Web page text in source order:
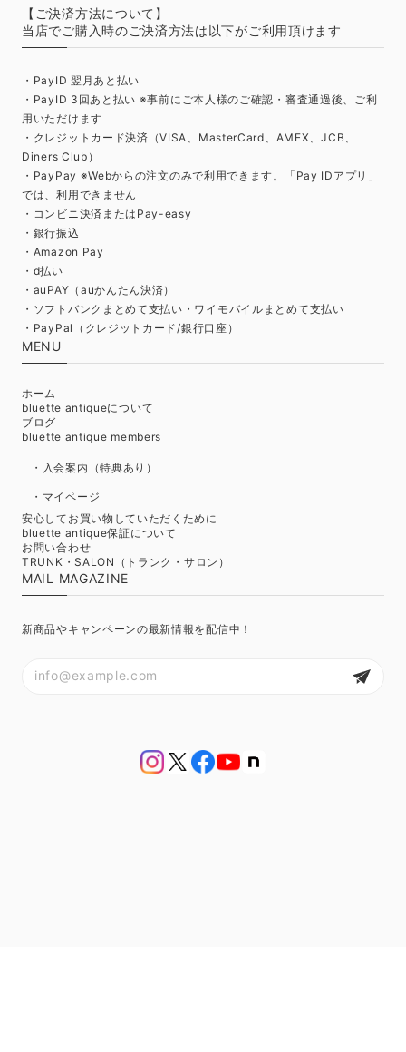
【ご決済方法について】
当店でご購入時のご決済方法は以下がご利用頂けます
・PayID 翌月あと払い
・PayID 3回あと払い ※事前にご本人様のご確認・審査通過後、ご利
用いただけます
・クレジットカード決済（VISA、MasterCard、AMEX、JCB、
Diners Club）
・PayPay ※Webからの注文のみで利用できます。「Pay IDアプリ」
では、利用できません
・コンビニ決済またはPay-easy
・銀行振込
・Amazon Pay
・d払い
・auPAY（auかんたん決済）
・ソフトバンクまとめて支払い・ワイモバイルまとめて支払い
・PayPal（クレジットカード/銀行口座）
MENU
ホーム
bluette antiqueについて
ブログ
bluette antique members
・入会案内（特典あり）
・マイページ
安心してお買い物していただくために
bluette antique保証について
お問い合わせ
TRUNK・SALON（トランク・サロン）
MAIL MAGAZINE
新商品やキャンペーンの最新情報を配信中！